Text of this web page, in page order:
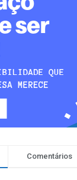
Comentários